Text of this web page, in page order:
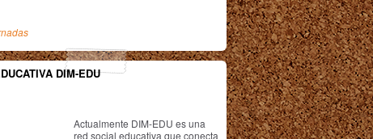
DIM-EDU
Actualmente DIM-EDU es una
red social educativa que conecta